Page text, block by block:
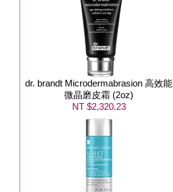
dr. brandt Microdermabrasion 高效能
微晶磨皮霜 (2oz)
NT $2,320.23